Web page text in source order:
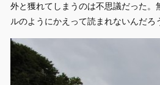
外と獲れてしまうのは不思議だった。
ルのようにかえって読まれないんだろ